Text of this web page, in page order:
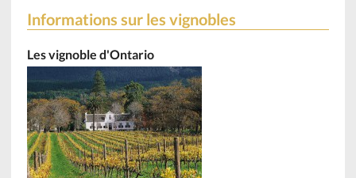
Informations sur les vignobles
Les vignoble d'Ontario